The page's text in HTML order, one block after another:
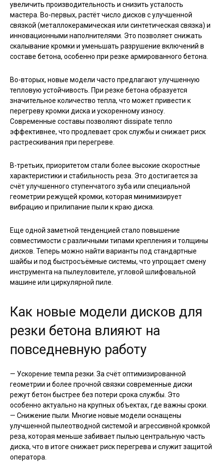
увеличить производительность и снизить усталость
мастера. Во-первых, растёт число дисков с улучшенной
связкой (металлокерамическая или синтетическая связка) и
инновационными наполнителями. Это позволяет снижать
скалывание кромки и уменьшать разрушение включений в
составе бетона, особенно при резке армированного бетона.
Во-вторых, новые модели часто предлагают улучшенную
тепловую устойчивость. При резке бетона образуется
значительное количество тепла, что может привести к
перегреву кромки диска и ускоренному износу.
Современные составы позволяют dissipate тепло
эффективнее, что продлевает срок службы и снижает риск
растрескивания при перегреве.
В-третьих, приоритетом стали более высокие скоростные
характеристики и стабильность реза. Это достигается за
счёт улучшенного ступенчатого зуба или специальной
геометрии режущей кромки, которая минимизирует
вибрацию и прилипание пыли к краю диска.
Еще одной заметной тенденцией стало повышение
совместимости с различными типами крепления и толщины
дисков. Теперь можно найти варианты под стандартные
шайбы и под быстросъёмные системы, что упрощает смену
инструмента на пылеуловителе, угловой шлифовальной
машине или циркулярной пиле.
Как новые модели дисков для
резки бетона влияют на
повседневную работу
— Ускорение темпа резки. За счёт оптимизированной
геометрии и более прочной связки современные диски
режут бетон быстрее без потери срока службы. Это
особенно актуально на крупных объектах, где важны сроки.
— Снижение пыли. Многие новые модели оснащены
улучшенной пылеотводной системой и агрессивной кромкой
реза, которая меньше забивает пылью центральную часть
диска, что в итоге снижает риск перегрева и служит защитой
оператора.